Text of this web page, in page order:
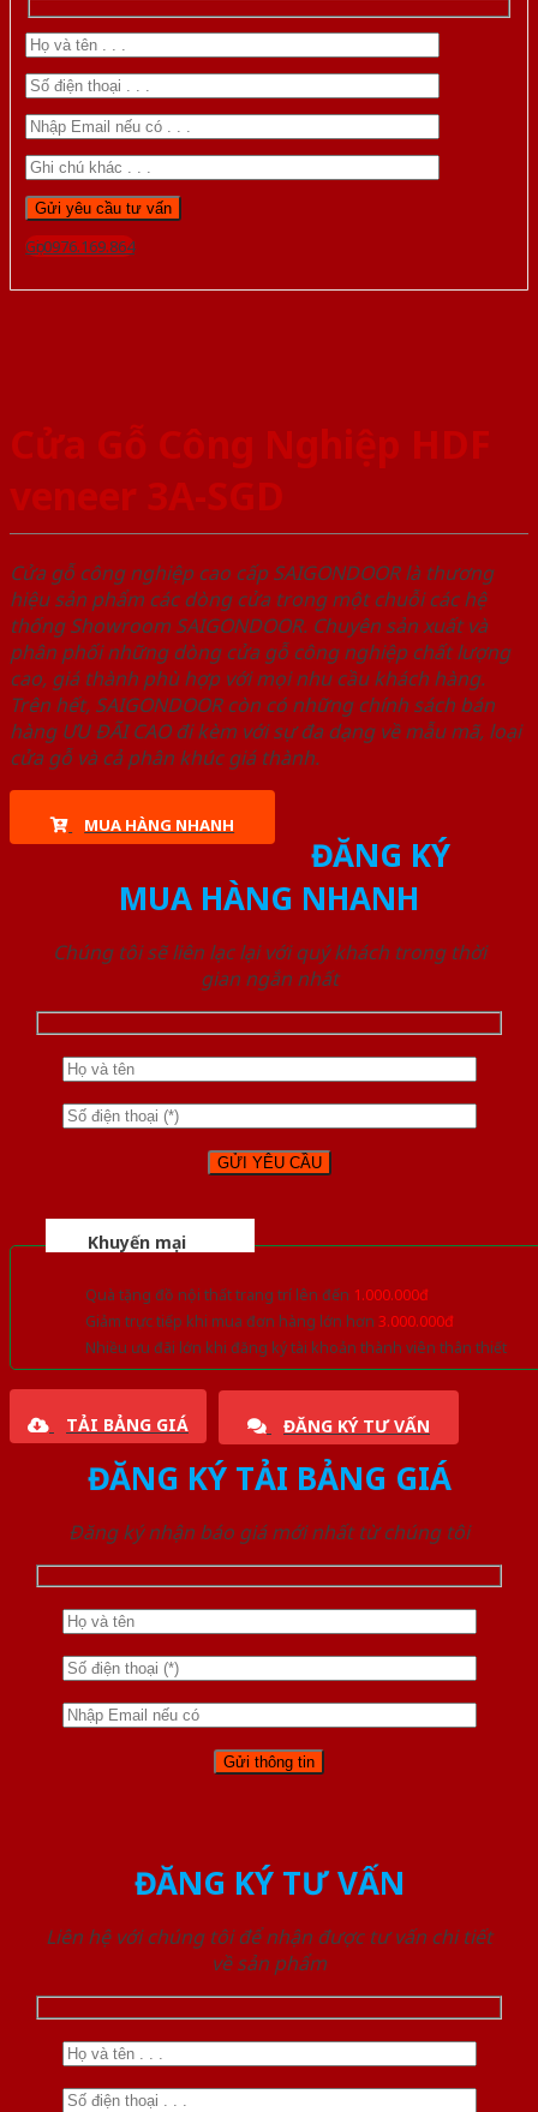
Gọi 0976.169.864
Cửa Gỗ Công Nghiệp HDF
veneer 3A-SGD
Cửa gỗ công nghiệp cao cấp SAIGONDOOR là thương
hiệu sản phẩm các dòng cửa trong một chuỗi các hệ
thống Showroom SAIGONDOOR. Chuyên sản xuất và
phân phối những dòng cửa gỗ công nghiệp chất lượng
cao, giá thành phù hợp với mọi nhu cầu khách hàng.
Trên hết, SAIGONDOOR còn có những chính sách bán
hàng ƯU ĐÃI CAO đi kèm với sự đa dạng về mẫu mã, loại
cửa gỗ và cả phân khúc giá thành.
MUA HÀNG NHANH
ĐĂNG KÝ
MUA HÀNG NHANH
Chúng tôi sẽ liên lạc lại với quý khách trong thời
gian ngắn nhất
Khuyến mại
Quà tặng đồ nội thất trang trí lên đến 1.000.000đ
Giảm trực tiếp khi mua đơn hàng lớn hơn 3.000.000đ
Nhiều ưu đãi lớn khi đăng ký tài khoản thành viên thân thiết
TẢI BẢNG GIÁ ĐĂNG KÝ TƯ VẤN
ĐĂNG KÝ TẢI BẢNG GIÁ
Đăng ký nhận báo giá mới nhất từ chúng tôi
ĐĂNG KÝ TƯ VẤN
Liên hệ với chúng tôi để nhận được tư vấn chi tiết
về sản phẩm